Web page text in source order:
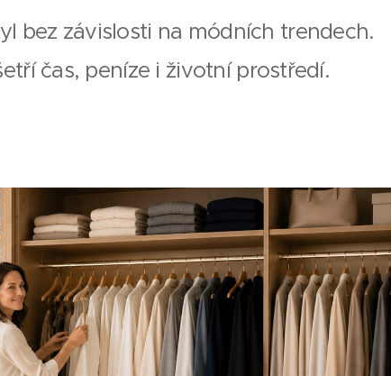
bez závislosti na módních trendech.
čas, peníze i životní prostředí.